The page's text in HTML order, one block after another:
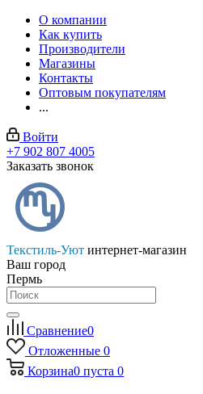
О компании
Как купить
Производители
Магазины
Контакты
Оптовым покупателям
...
Войти
+7 902 807 4005
Заказать звонок
Текстиль-Уют интернет-магазин
Ваш город
Пермь
Сравнение0
Отложенные 0
Корзина0 пуста 0